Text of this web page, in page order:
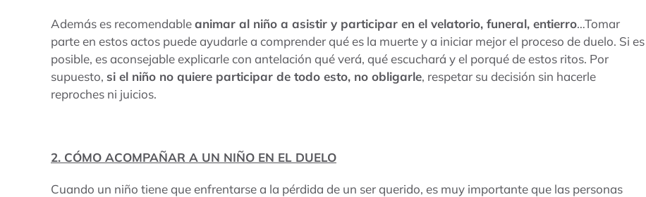
Además es recomendableanimar al niño a asistir y participar en el velatorio, funeral, entierro…Tomar
parte en estos actos puede ayudarle a comprender qué es la muerte y a iniciar mejor el proceso de duelo. Si es
posible, es aconsejable explicarle con antelación qué verá, qué escuchará y el porqué de estos ritos. Por
supuesto, si el niño no quiere participar de todo esto, no obligarle, respetar su decisión sin hacerle
reproches ni juicios.
2. CÓMO ACOMPAÑAR A UN NIÑO EN EL DUELO
Cuando un niño tiene que enfrentarse a la pérdida de un ser querido, es muy importante que las personas